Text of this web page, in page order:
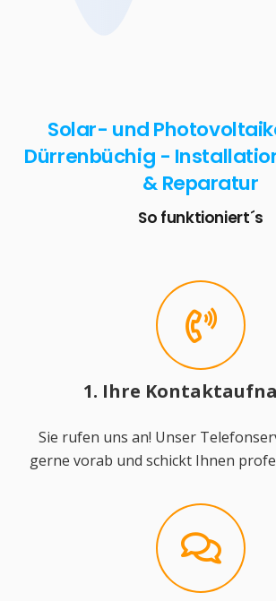
Solar- und
Dürrenbüchig -
& Reparatur
So funktioniert´s
1. Ihre
Sie rufen uns an! Unser
gerne vorab und schickt Ihnen